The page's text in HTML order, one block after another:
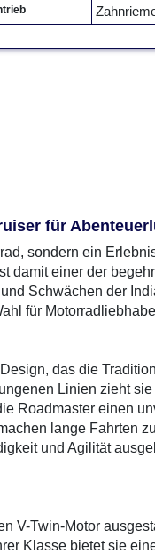
für
sondern ein
damit einer der
Schwächen der
für
das die
Linien zieht
Roadmaster einen
lange Fahrten
und Agilität
V-Twin-Motor
Klasse bietet sie